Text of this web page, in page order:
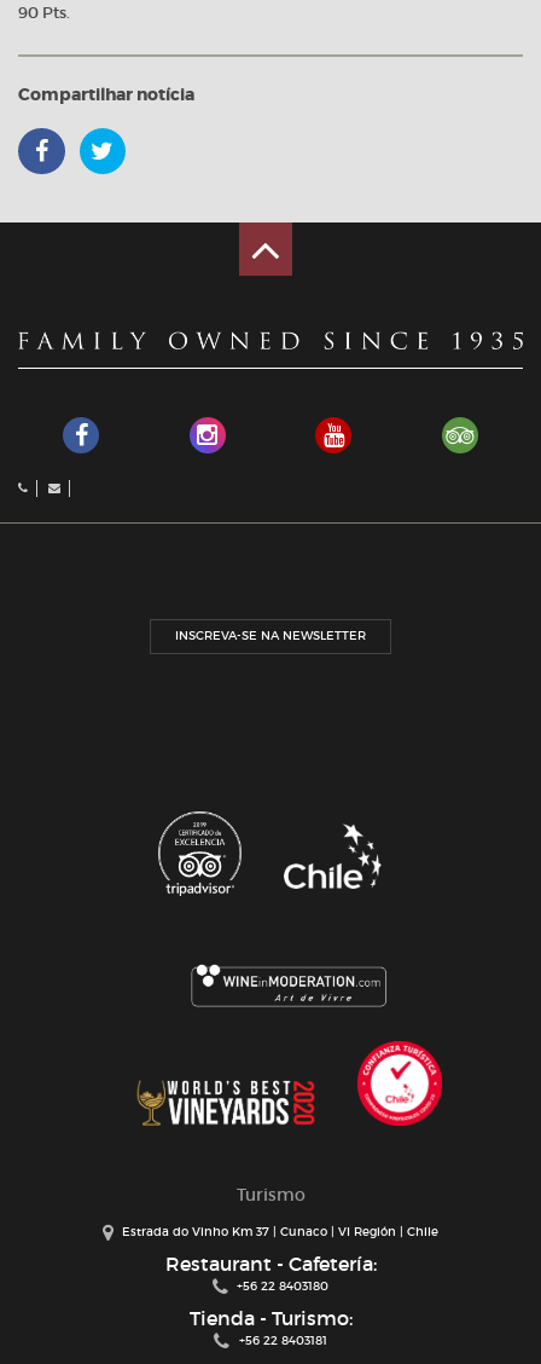
90 Pts.
Compartilhar notícia
INSCREVA-SE NA NEWSLETTER
Turismo
Estrada do Vinho Km 37 | Cunaco | VI Región | Chile
Restaurant - Cafetería:
+56 22 8403180
Tienda - Turismo:
+56 22 8403181